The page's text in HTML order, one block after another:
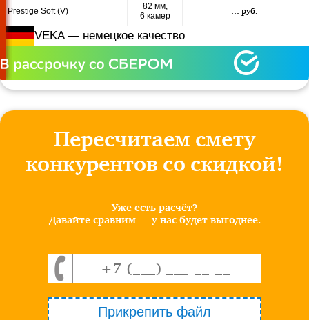
Prestige Soft (V)
82 мм,
6 камер
руб.
VEKA — немецкое качество
Пересчитаем смету
конкурентов со скидкой!
Уже есть расчёт?
Давайте сравним — у нас будет выгоднее.
Прикрепить файл